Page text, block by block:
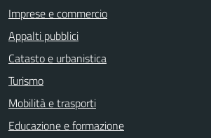
Imprese e commercio
Appalti pubblici
Catasto e urbanistica
Turismo
Mobilità e trasporti
Educazione e formazione